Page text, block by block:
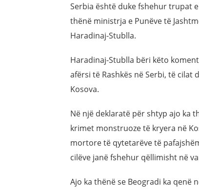
Serbia është duke fshehur trupat
thënë ministrja e Punëve të
Haradinaj-Stublla.
Haradinaj-Stublla bëri këto
afërsi të Rashkës në Serbi, të
Kosova.
Në një deklaratë për shtyp ajo ka
krimet monstruoze të kryera në
mortore të qytetarëve të
cilëve janë fshehur qëllimisht në
Ajo ka thënë se Beogradi ka